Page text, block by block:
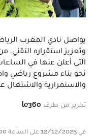
يواصل نادي المغرب
وتعزيز استقراره
التي أعلن عنها في
نحو بناء مشروع رياضي
والاستمرارية
تحرير من طرف le360
في 12/12/2025 على الساعة 09:00